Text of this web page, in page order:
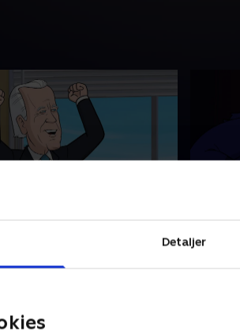
Detaljer
sig fortjent til sin rolle
ansigt udadtil.
Med
om